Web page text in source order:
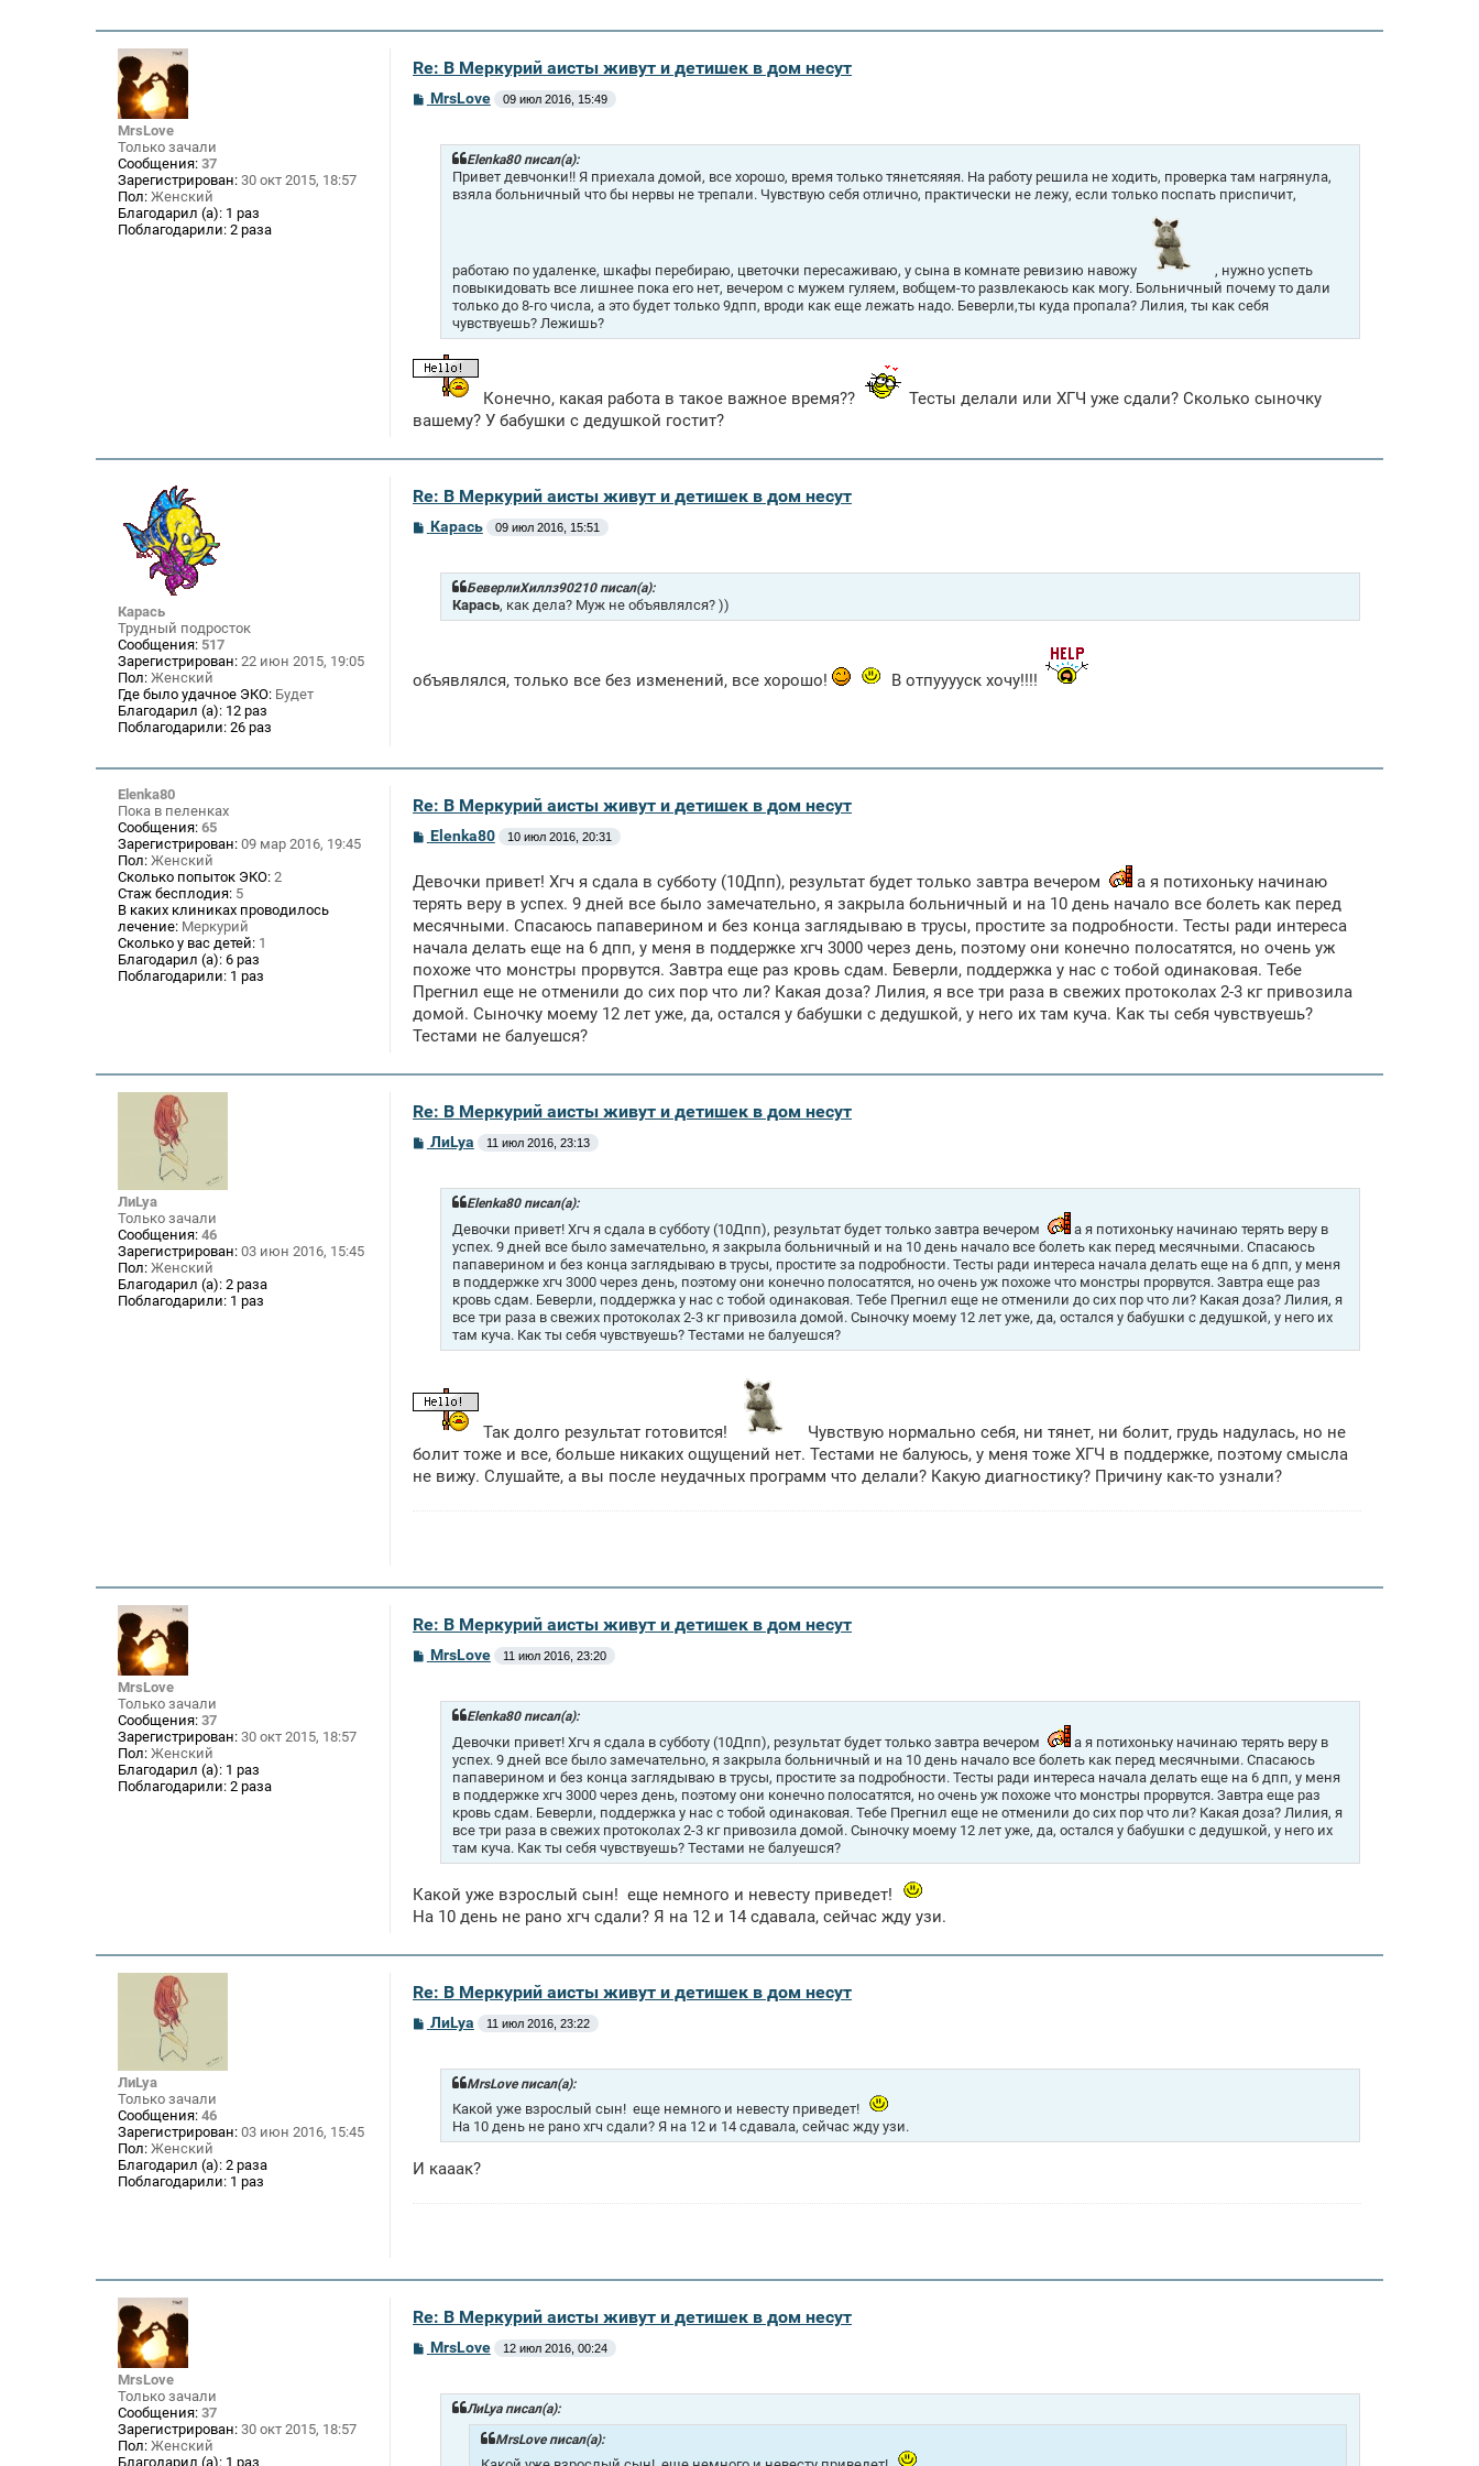
MrsLove
Только зачали
Сообщения: 37
Зарегистрирован: 30 окт 2015, 18:57
Пол: Женский
Благодарил (а): 1 раз
Поблагодарили: 2 раза
Re: В Меркурий аисты живут и детишек в дом несут
СMrsLove 09 июл 2016, 15:49
Elenka80 писал(а):
Привет девчонки!! Я приехала домой, все хорошо, время только тянетсяяяя. На работу решила не ходить, проверка там нагрянула,
взяла больничный что бы нервы не трепали. Чувствую себя отлично, практически не лежу, если только поспать приспичит,
работаю по удаленке, шкафы перебираю, цветочки пересаживаю, у сына в комнате ревизию навожу
, нужно успеть
повыкидовать все лишнее пока его нет, вечером с мужем гуляем, вобщем-то развлекаюсь как могу. Больничный почему то дали
только до 8-го числа, а это будет только 9дпп, вроди как еще лежать надо. Беверли,ты куда пропала? Лилия, ты как себя
чувствуешь? Лежишь?
Конечно, какая работа в такое важное время??
Тесты делали или ХГЧ уже сдали? Сколько сыночку
вашему? У бабушки с дедушкой гостит?
Карась
Трудный подросток
Сообщения: 517
Зарегистрирован: 22 июн 2015, 19:05
Пол: Женский
Где было удачное ЭКО: Будет
Благодарил (а): 12 раз
Поблагодарили: 26 раз
Re: В Меркурий аисты живут и детишек в дом несут
СКарась 09 июл 2016, 15:51
БеверлиХиллз90210 писал(а):
Карась, как дела? Муж не объявлялся? ))
объявлялся, только все без изменений, все хорошо! В отпууууск хочу!!!!
Elenka80
Пока в пеленках
Сообщения: 65
Зарегистрирован: 09 мар 2016, 19:45
Пол: Женский
Сколько попыток ЭКО: 2
Стаж бесплодия: 5
В каких клиниках проводилось
лечение: Меркурий
Сколько у вас детей: 1
Благодарил (а): 6 раз
Поблагодарили: 1 раз
Re: В Меркурий аисты живут и детишек в дом несут
С
б
е
н
и
е
Elenka80 10 июл 2016, 20:31
Девочки привет! Хгч я сдала в субботу (10Дпп), результат будет только завтра вечером
а я потихоньку начинаю
терять веру в успех. 9 дней все было замечательно, я закрыла больничный и на 10 день начало все болеть как перед
месячными. Спасаюсь папаверином и без конца заглядываю в трусы, простите за подробности. Тесты ради интереса
начала делать еще на 6 дпп, у меня в поддержке хгч 3000 через день, поэтому они конечно полосатятся, но очень уж
похоже что монстры прорвутся. Завтра еще раз кровь сдам. Беверли, поддержка у нас с тобой одинаковая. Тебе
Прегнил еще не отменили до сих пор что ли? Какая доза? Лилия, я все три раза в свежих протоколах 2-3 кг привозила
домой. Сыночку моему 12 лет уже, да, остался у бабушки с дедушкой, у него их там куча. Как ты себя чувствуешь?
Тестами не балуешся?
ЛиLya
Только зачали
Сообщения: 46
Зарегистрирован: 03 июн 2016, 15:45
Пол: Женский
Благодарил (а): 2 раза
Поблагодарили: 1 раз
Re: В Меркурий аисты живут и детишек в дом несут
С
ЛиLya 11 июл 2016, 23:13
Elenka80 писал(а):
Девочки привет! Хгч я сдала в субботу (10Дпп), результат будет только завтра вечером
а я потихоньку начинаю терять веру в
успех. 9 дней все было замечательно, я закрыла больничный и на 10 день начало все болеть как перед месячными. Спасаюсь
папаверином и без конца заглядываю в трусы, простите за подробности. Тесты ради интереса начала делать еще на 6 дпп, у меня
в поддержке хгч 3000 через день, поэтому они конечно полосатятся, но очень уж похоже что монстры прорвутся. Завтра еще раз
кровь сдам. Беверли, поддержка у нас с тобой одинаковая. Тебе Прегнил еще не отменили до сих пор что ли? Какая доза? Лилия, я
все три раза в свежих протоколах 2-3 кг привозила домой. Сыночку моему 12 лет уже, да, остался у бабушки с дедушкой, у него их
там куча. Как ты себя чувствуешь? Тестами не балуешся?
Так долго результат готовится!
Чувствую нормально себя, ни тянет, ни болит, грудь надулась, но не
болит тоже и все, больше никаких ощущений нет. Тестами не балуюсь, у меня тоже ХГЧ в поддержке, поэтому смысла
не вижу. Слушайте, а вы после неудачных программ что делали? Какую диагностику? Причину как-то узнали?
MrsLove
Только зачали
Сообщения: 37
Зарегистрирован: 30 окт 2015, 18:57
Пол: Женский
Благодарил (а): 1 раз
Поблагодарили: 2 раза
Re: В Меркурий аисты живут и детишек в дом несут
СMrsLove 11 июл 2016, 23:20
Elenka80 писал(а):
Девочки привет! Хгч я сдала в субботу (10Дпп), результат будет только завтра вечером
а я потихоньку начинаю терять веру в
успех. 9 дней все было замечательно, я закрыла больничный и на 10 день начало все болеть как перед месячными. Спасаюсь
папаверином и без конца заглядываю в трусы, простите за подробности. Тесты ради интереса начала делать еще на 6 дпп, у меня
в поддержке хгч 3000 через день, поэтому они конечно полосатятся, но очень уж похоже что монстры прорвутся. Завтра еще раз
кровь сдам. Беверли, поддержка у нас с тобой одинаковая. Тебе Прегнил еще не отменили до сих пор что ли? Какая доза? Лилия, я
все три раза в свежих протоколах 2-3 кг привозила домой. Сыночку моему 12 лет уже, да, остался у бабушки с дедушкой, у него их
там куча. Как ты себя чувствуешь? Тестами не балуешся?
Какой уже взрослый сын! еще немного и невесту приведет!
На 10 день не рано хгч сдали? Я на 12 и 14 сдавала, сейчас жду узи.
ЛиLya
Только зачали
Сообщения: 46
Зарегистрирован: 03 июн 2016, 15:45
Пол: Женский
Благодарил (а): 2 раза
Поблагодарили: 1 раз
Re: В Меркурий аисты живут и детишек в дом несут
С
ЛиLya 11 июл 2016, 23:22
MrsLove писал(а):
Какой уже взрослый сын! еще немного и невесту приведет!
На 10 день не рано хгч сдали? Я на 12 и 14 сдавала, сейчас жду узи.
И кааак?
MrsLove
Только зачали
Сообщения: 37
Зарегистрирован: 30 окт 2015, 18:57
Пол: Женский
Благодарил (а): 1 раз
Re: В Меркурий аисты живут и детишек в дом несут
СMrsLove 12 июл 2016, 00:24
ЛиLya писал(а):
MrsLove писал(а):